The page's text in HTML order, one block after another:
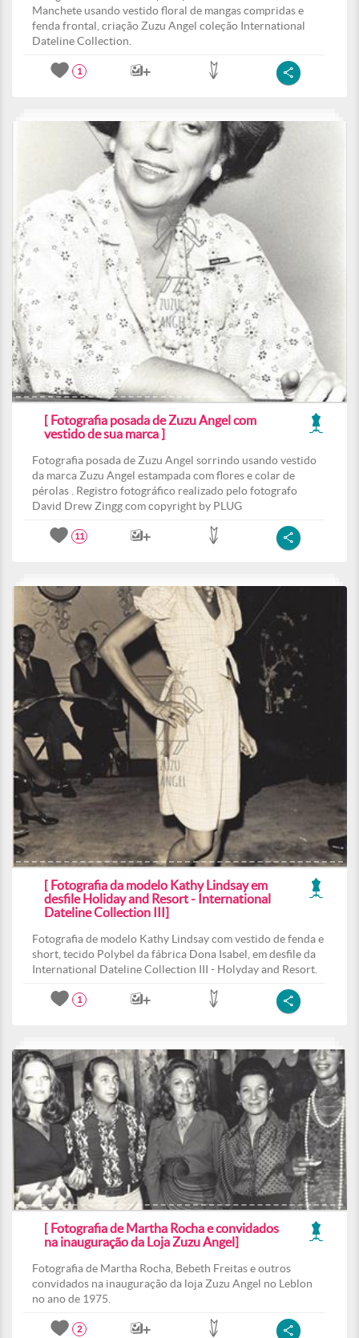
Manchete usando vestido floral de mangas compridas e
fenda frontal, criação Zuzu Angel coleção International
Dateline Collection.
1
[ Fotografia posada de Zuzu Angel com
vestido de sua marca ]
Fotografia posada de Zuzu Angel sorrindo usando vestido
da marca Zuzu Angel estampada com flores e colar de
pérolas . Registro fotográfico realizado pelo fotografo
David Drew Zingg com copyright by PLUG
11
[ Fotografia da modelo Kathy Lindsay em
desfile Holiday and Resort - International
Dateline Collection III]
Fotografia de modelo Kathy Lindsay com vestido de fenda e
short, tecido Polybel da fábrica Dona Isabel, em desfile da
International Dateline Collection III - Holyday and Resort.
1
[ Fotografia de Martha Rocha e convidados
na inauguração da Loja Zuzu Angel]
Fotografia de Martha Rocha, Bebeth Freitas e outros
convidados na inauguração da loja Zuzu Angel no Leblon
no ano de 1975.
2